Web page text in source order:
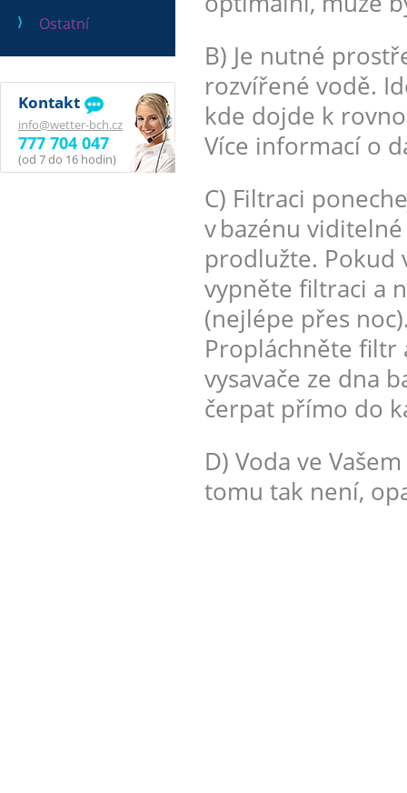
Ostatní
Kontakt
info@wetter-bch.cz
777 704 047
(od 7 do 16 hodin)
B) Je nutné
rozvířené vodě.
kde dojde k
Více informací o
C) Filtraci
v bazénu
prodlužte. Pokud
vypněte filtraci a
(nejlépe přes
Propláchněte filtr
vysavače ze dna
čerpat přímo do
D) Voda ve
tomu tak není,